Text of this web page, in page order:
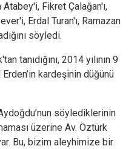
Atabey'i, Fikret Çalağan'ı,
Erdal Turan'ı, Ramazan
söyledi.
tanıdığını, 2014 yılının 9
kardeşinin düğünü
söylediklerinin
üzerine Av. Öztürk
Bu, bizim aleyhimize bir